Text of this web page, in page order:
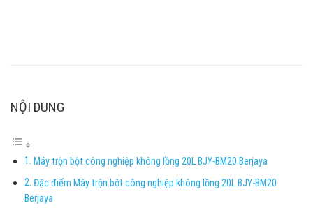
NỘI DUNG
Máy trộn bột công nghiệp không lồng 20L BJY-BM20 Berjaya
Đặc điểm Máy trộn bột công nghiệp không lồng 20L BJY-BM20
Berjaya